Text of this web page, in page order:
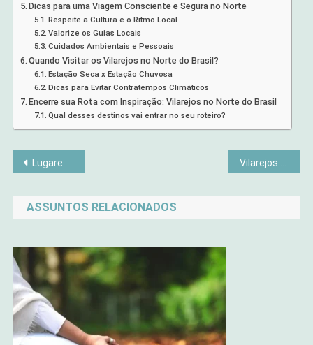
Dicas para uma Viagem Consciente e Segura no Norte
Respeite a Cultura e o Ritmo Local
Valorize os Guias Locais
Cuidados Ambientais e Pessoais
Quando Visitar os Vilarejos no Norte do Brasil?
Estação Seca x Estação Chuvosa
Dicas para Evitar Contratempos Climáticos
Encerre sua Rota com Inspiração: Vilarejos no Norte do Brasil
Qual desses destinos vai entrar no seu roteiro?
Navegação
de
Post
Lugares Incríveis no Mundo Que Poucos Conseguem Visitar Vilarejos Brasileiros que Você Precisa Conhecer
ASSUNTOS RELACIONADOS